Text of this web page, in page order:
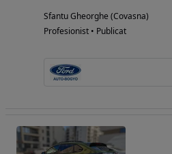
Sfantu Gheorghe (Covasna)
Profesionist • Publicat